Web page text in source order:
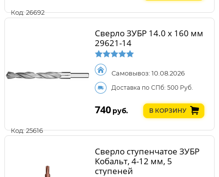
Код: 26692
Код: 25616
Сверло ЗУБР 14.0 х 160 мм
29621-14
Самовывоз: 10.08.2026
Доставка по СПб: 500 Руб.
740 руб. В КОРЗИНУ
Сверло ступенчатое ЗУБР
Кобальт, 4-12 мм, 5
ступеней